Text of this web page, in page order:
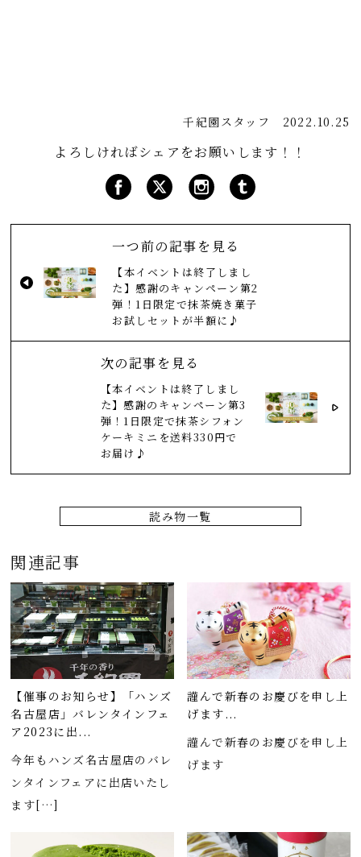
千紀園スタッフ 2022.10.25
よろしければシェアをお願いします！！
一つ前の記事を見る
【本イベントは終了しまし
た】感謝のキャンペーン第2
弾！1日限定で抹茶焼き菓子
お試しセットが半額に♪
次の記事を見る
【本イベントは終了しまし
た】感謝のキャンペーン第3
弾！1日限定で抹茶シフォン
ケーキミニを送料330円で
お届け♪
読み物一覧
関連記事
【催事のお知らせ】「ハンズ
名古屋店」バレンタインフェ
ア2023に出...
今年もハンズ名古屋店のバレ
ンタインフェアに出店いたし
ます[…]
謹んで新春のお慶びを申し上
げます...
謹んで新春のお慶びを申し上
げます